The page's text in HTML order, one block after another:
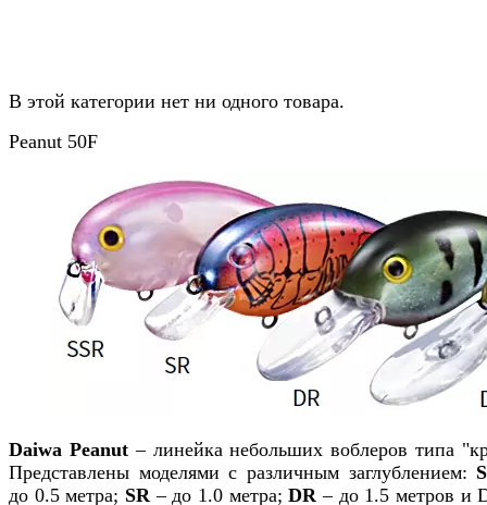
В этой категории нет ни одного товара.
Peanut 50F
Daiwa Peanut– линейка небольших воблеров типа
Представлены моделями с различным заглублением:
до 0.5 метра; SR – до 1.0 метра;DR – до 1.5 метров и